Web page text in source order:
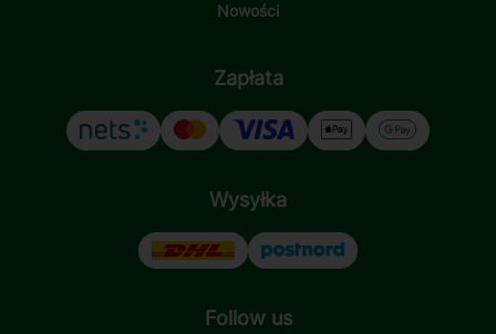
Nowości
Zapłata
Wysyłka
Follow us